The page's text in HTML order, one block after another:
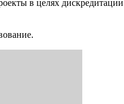
в целях дискредитации